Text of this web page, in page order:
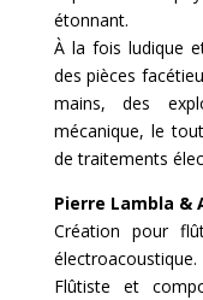
étonnant.
À la fois ludique
des pièces
mains, des
mécanique, le
de traitements
Pierre Lambla &
Création pour
électroacoustique.
Flûtiste et